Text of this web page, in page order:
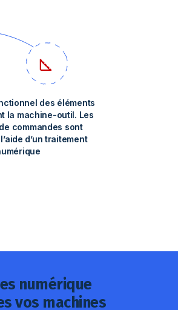
des éléments
la machine-outil. Les
commandes sont
d’un traitement
numérique
vos machines